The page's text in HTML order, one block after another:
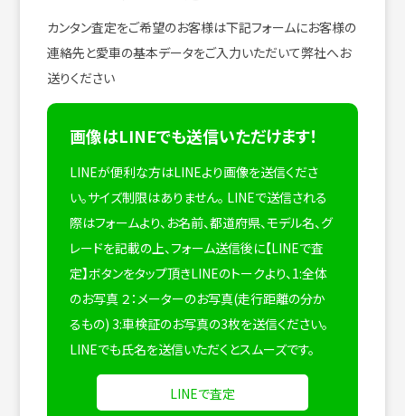
カンタン査定をご希望のお客様は下記フォームにお客様の
連絡先と愛車の基本データをご入力いただいて弊社へお
送りください
画像はLINEでも送信いただけます！
LINEが便利な方はLINEより画像を送信くださ
い。サイズ制限はありません。 LINEで送信される
際はフォームより、お名前、都道府県、モデル名、グ
レードを記載の上、フォーム送信後に【LINEで査
定】ボタンをタップ頂きLINEのトークより、1:全体
のお写真 ２：メーターのお写真(走行距離の分か
るもの) 3:車検証のお写真の3枚を送信ください。
LINEでも氏名を送信いただくとスムーズです。
LINEで査定